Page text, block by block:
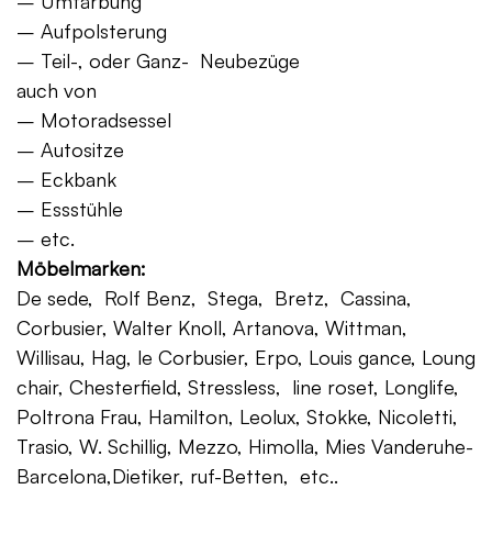
– Aufpolsterung
– Teil-, oder Ganz- Neubezüge
auch von
– Motoradsessel
– Autositze
– Eckbank
– Essstühle
– etc.
Möbelmarken:
De sede, Rolf Benz, Stega, Bretz, Cassina,
Corbusier, Walter Knoll, Artanova, Wittman,
Willisau, Hag, le Corbusier, Erpo, Louis gance, Loung
chair, Chesterfield, Stressless, line roset, Longlife,
Poltrona Frau, Hamilton, Leolux, Stokke, Nicoletti,
Trasio, W. Schillig, Mezzo, Himolla, Mies Vanderuhe-
Barcelona,Dietiker, ruf-Betten, etc..